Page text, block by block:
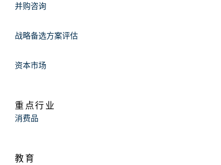
并购咨询
战略备选方案评估
资本市场
重点行业
消费品
教育